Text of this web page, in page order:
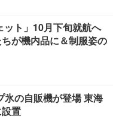
ト」10月下旬就航へ
が機内品に＆制服姿の
の自販機が登場 東海
置